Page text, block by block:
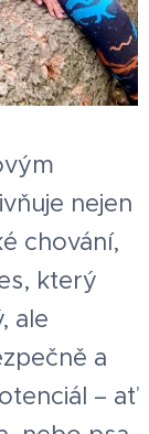
nejen
chování,
který
ale
a
– ať